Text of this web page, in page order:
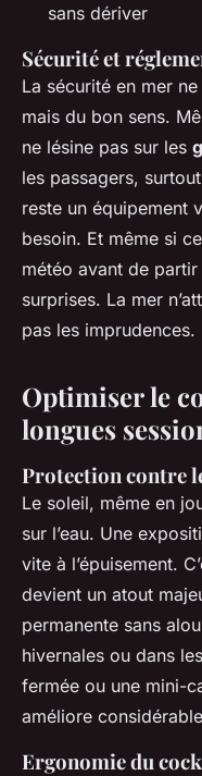
sans dériver
Sécurité et
La sécurité en mer
mais du bon sens.
ne lésine pas sur les
les passagers,
reste un équipement
besoin. Et même si
météo avant de
surprises. La mer
pas les imprudences.
Optimiser le
longues
Protection contre
Le soleil, même en
sur l’eau. Une
vite à l’épuisement.
devient un atout
permanente sans
hivernales ou dans
fermée ou une mini-
améliore
Ergonomie du